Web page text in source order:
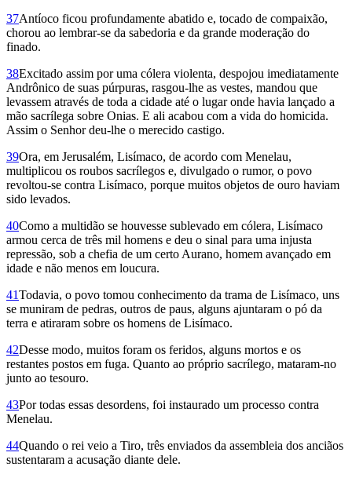
37Antíoco ficou profundamente abatido e, tocado de compaixão,
chorou ao lembrar-se da sabedoria e da grande moderação do
finado.
38Excitado assim por uma cólera violenta, despojou imediatamente
Andrônico de suas púrpuras, rasgou-lhe as vestes, mandou que
levassem através de toda a cidade até o lugar onde havia lançado a
mão sacrílega sobre Onias. E ali acabou com a vida do homicida.
Assim o Senhor deu-lhe o merecido castigo.
39Ora, em Jerusalém, Lisímaco, de acordo com Menelau,
multiplicou os roubos sacrílegos e, divulgado o rumor, o povo
revoltou-se contra Lisímaco, porque muitos objetos de ouro haviam
sido levados.
40Como a multidão se houvesse sub­levado em cólera, Lisímaco
armou cerca de três mil homens e deu o sinal para uma injusta
repressão, sob a chefia de um certo Aurano, homem avançado em
idade e não menos em loucura.
41Todavia, o povo tomou conhecimento da trama de Lisímaco, uns
se muniram de pedras, outros de paus, alguns ajuntaram o pó da
terra e atiraram sobre os homens de Lisímaco.
42Desse modo, muitos foram os feridos, alguns mortos e os
restantes postos em fuga. Quanto ao próprio sacrílego, mataram-no
junto ao tesouro.
43Por todas essas desordens, foi instaurado um processo contra
Menelau.
44Quando o rei veio a Tiro, três enviados da assembleia dos anciãos
sustentaram a acusação diante dele.